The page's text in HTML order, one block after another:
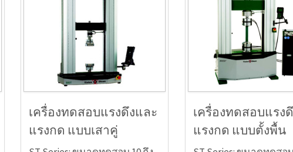
เครื่องทดสอบแรงดึงและ
แรงกด แบบเสาคู่
เครื่องทดสอบแรง
แรงกด แบบตั้งพื้น